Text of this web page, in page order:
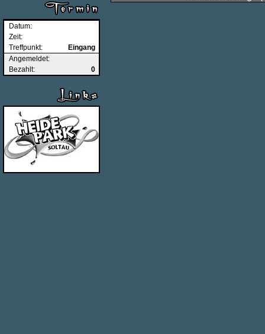
Datum:
Zeit:
Treffpunkt:
Eingang
Angemeldet:
Bezahlt:
0